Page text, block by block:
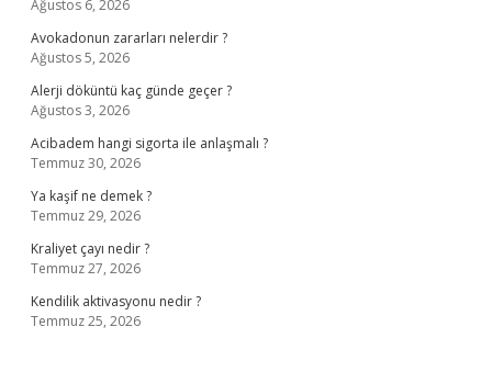
Ağustos 6, 2026
Avokadonun zararları nelerdir ?
Ağustos 5, 2026
Alerji döküntü kaç günde geçer ?
Ağustos 3, 2026
Acibadem hangi sigorta ile anlaşmalı ?
Temmuz 30, 2026
Ya kaşif ne demek ?
Temmuz 29, 2026
Kraliyet çayı nedir ?
Temmuz 27, 2026
Kendilik aktivasyonu nedir ?
Temmuz 25, 2026